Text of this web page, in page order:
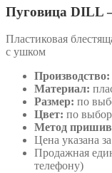
Пуговица DILL
Пластиковая
с ушком
Производство:
Материал:
Размер: по
Цвет: по
Метод
Цена указана
Продажная
телефону)